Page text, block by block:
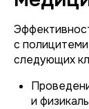
с
следующих
и